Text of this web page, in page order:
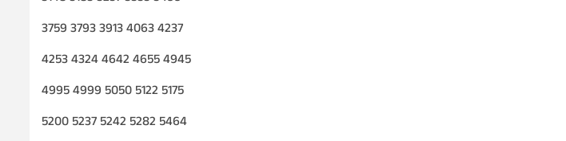
3759 3793 3913 4063 4237
4253 4324 4642 4655 4945
4995 4999 5050 5122 5175
5200 5237 5242 5282 5464